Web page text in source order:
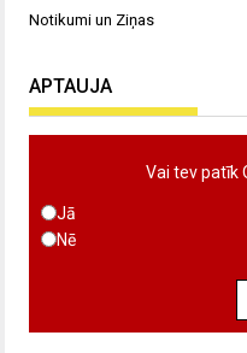
Notikumi un Ziņas
APTAUJA
Vai tev patīk
Jā
Nē